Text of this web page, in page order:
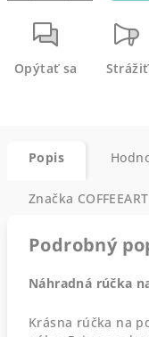
Opýtať sa Strážiť
Popis
Značka COFFEEART
Podrobný
Náhradná rúčka
Krásna rúčka na